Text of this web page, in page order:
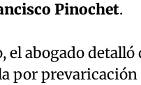
Pinochet.
el abogado
por